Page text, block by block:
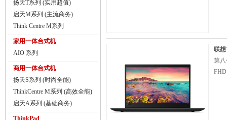
扬天T系列 (实用超值)
启天M系列 (主流商务)
Think Centre M系列
家用一体台式机
AIO 系列
商用一体台式机
扬天S系列 (时尚全能)
ThinkCentre M系列 (高效全能)
启天A系列 (基础商务)
ThinkPad
联
第